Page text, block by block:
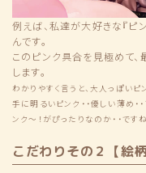
例えば、私達が大好きな『ピ
んです。
このピンク具合を見極めて
します。
わかりやすく言うと、大人っぽい
手に明るいピンク・・優しい薄め・
ンク〜！がぴったりなのか・・です
こだわりその２【絵